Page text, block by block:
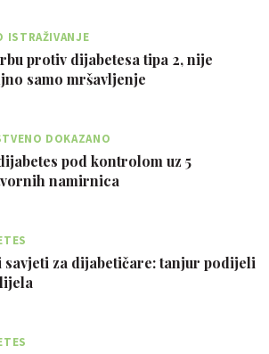
ISTRAŽIVANJE
protiv dijabetesa tipa 2, nije
samo mršavljenje
DOKAZANO
pod kontrolom uz 5
namirnica
savjeti za dijabetičare: tanjur podijeli